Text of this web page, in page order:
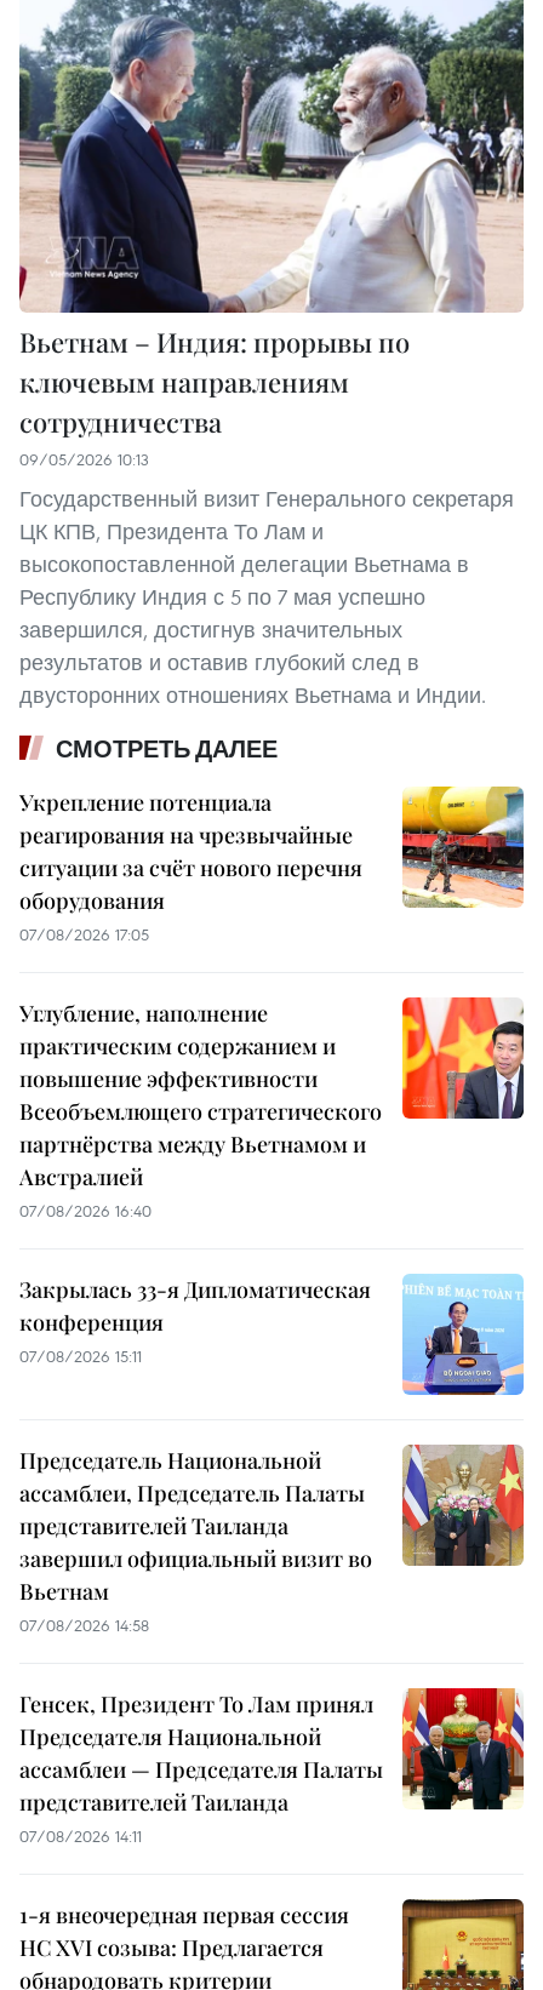
Вьетнам – Индия: прорывы по
ключевым направлениям
сотрудничества
09/05/2026 10:13
Государственный визит Генерального секретаря
ЦК КПВ, Президента То Лам и
высокопоставленной делегации Вьетнама в
Республику Индия с 5 по 7 мая успешно
завершился, достигнув значительных
результатов и оставив глубокий след в
двусторонних отношениях Вьетнама и Индии.
СМОТРЕТЬ ДАЛЕЕ
Укрепление потенциала
реагирования на чрезвычайные
ситуации за счёт нового перечня
оборудования
07/08/2026 17:05
Углубление, наполнение
практическим содержанием и
повышение эффективности
Всеобъемлющего стратегического
партнёрства между Вьетнамом и
Австралией
07/08/2026 16:40
Закрылась 33-я Дипломатическая
конференция
07/08/2026 15:11
Председатель Национальной
ассамблеи, Председатель Палаты
представителей Таиланда
завершил официальный визит во
Вьетнам
07/08/2026 14:58
Генсек, Президент То Лам принял
Председателя Национальной
ассамблеи — Председателя Палаты
представителей Таиланда
07/08/2026 14:11
1-я внеочередная первая сессия
НС XVI созыва: Предлагается
обнародовать критерии